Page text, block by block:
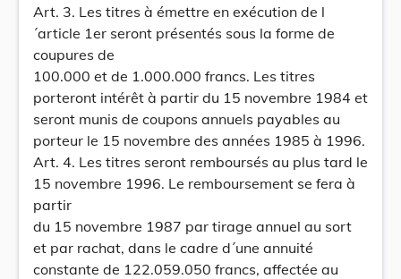
Art. 3. Les titres à émettre en exécution de l
´article 1er seront présentés sous la forme de
coupures de
100.000 et de 1.000.000 francs. Les titres
porteront intérêt à partir du 15 novembre 1984 et
seront munis de coupons annuels payables au
porteur le 15 novembre des années 1985 à 1996.
Art. 4. Les titres seront remboursés au plus tard le
15 novembre 1996. Le remboursement se fera à
partir
du 15 novembre 1987 par tirage annuel au sort
et par rachat, dans le cadre d´une annuité
constante de 122.059.050 francs, affectée au